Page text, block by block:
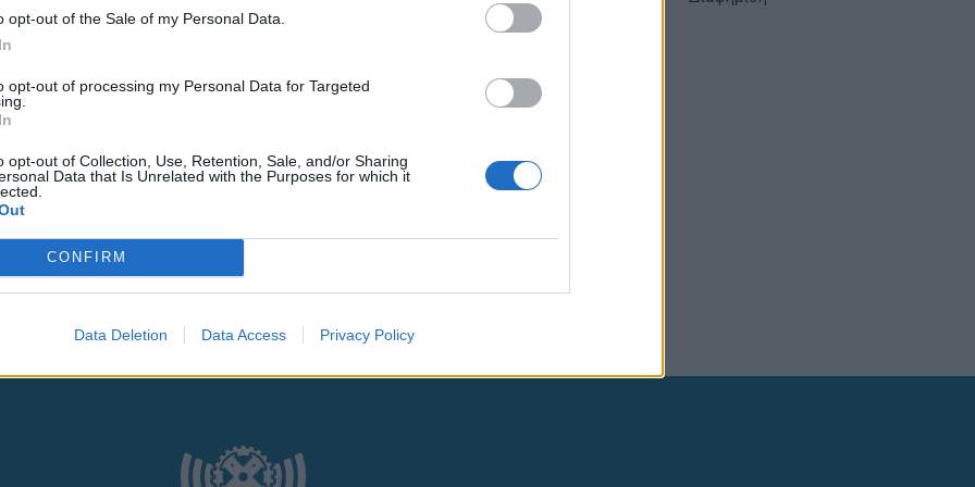
opt-out of the Sale of my Personal Data.
opt-out of processing my Personal Data for Targeted
opt-out of Collection, Use, Retention, Sale, and/or Sharing
Data that Is Unrelated with the Purposes for which it
CONFIRM
Data Deletion Data Access Privacy Policy
και τηδήλωση εχεμύθειαςτου ιστοτόπου της
την εποπτεία γονέα ή κηδεμόνα ή επιτρόπου